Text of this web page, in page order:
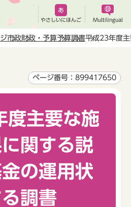
やさしいにほんご Multilingual
市政財政・予算予算調書平成23年度主
ページ番号：899417650
度主要な施
関する説
の運用状
調書